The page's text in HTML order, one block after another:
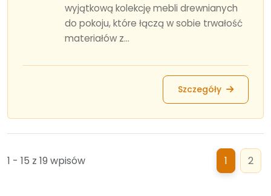
wyjątkową kolekcję mebli drewnianych
do pokoju, które łączą w sobie trwałość
materiałów z...
Szczegóły
1 - 15 z 19 wpisów 1 2